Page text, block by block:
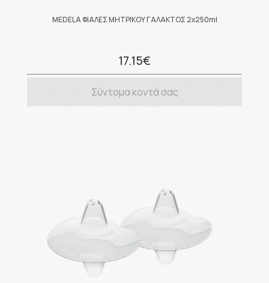
MEDELA ΦΙΑΛΕΣ ΜΗΤΡΙΚΟΥ ΓΑΛΑΚΤΟΣ 2x250ml
17.15€
Σύντομα κοντά σας